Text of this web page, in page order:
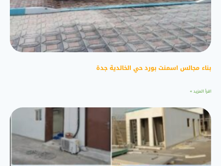
بناء مجالس اسمنت بورد حي الخالدية جدة
اقرأ المزيد »